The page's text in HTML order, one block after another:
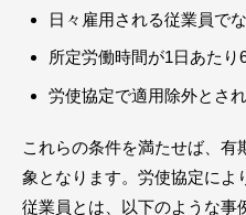
日々雇用される従業員で
所定労働時間が1日あたり
労使協定で適用除外とさ
これらの条件を満たせば、
象となります。労使協定によ
従業員とは、以下のような事